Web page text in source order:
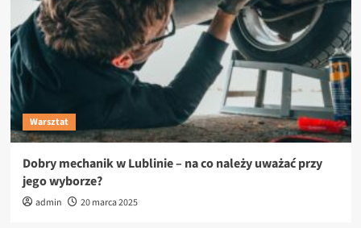
Warsztat
Dobry mechanik w Lublinie – na co należy uważać przy
jego wyborze?
admin 20 marca 2025